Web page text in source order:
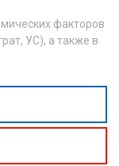
факторов
УС), а также в